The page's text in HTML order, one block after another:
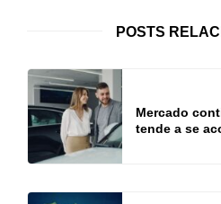
POSTS
Mercado
tende a se